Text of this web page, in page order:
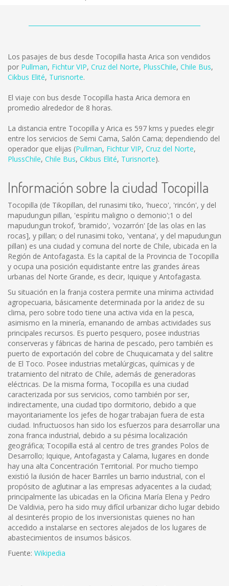
Los pasajes de bus desde Tocopilla hasta Arica son vendidos
por Pullman, Fichtur VIP, Cruz del Norte, PlussChile, Chile Bus,
Cikbus Elité, Turisnorte.
El viaje con bus desde Tocopilla hasta Arica demora en
promedio alrededor de 8 horas.
La distancia entre Tocopilla y Arica es 597 kms y puedes elegir
entre los servicios de Semi Cama, Salón Cama; dependiendo del
operador que elijas (Pullman, Fichtur VIP, Cruz del Norte,
PlussChile, Chile Bus, Cikbus Elité, Turisnorte).
Información sobre la ciudad Tocopilla
Tocopilla (de Tikopillan, del runasimi tiko, 'hueco', 'rincón', y del
mapudungun pillan, 'espíritu maligno o demonio';1 o del
mapudungun trokof, 'bramido', 'vozarrón' [de las olas en las
rocas], y pillan; o del runasimi toko, 'ventana', y del mapudungun
pillan) es una ciudad y comuna del norte de Chile, ubicada en la
Región de Antofagasta. Es la capital de la Provincia de Tocopilla
y ocupa una posición equidistante entre las grandes áreas
urbanas del Norte Grande, es decir, Iquique y Antofagasta.
Su situación en la franja costera permite una mínima actividad
agropecuaria, básicamente determinada por la aridez de su
clima, pero sobre todo tiene una activa vida en la pesca,
asimismo en la minería, emanando de ambas actividades sus
principales recursos. Es puerto pesquero, posee industrias
conserveras y fábricas de harina de pescado, pero también es
puerto de exportación del cobre de Chuquicamata y del salitre
de El Toco. Posee industrias metalúrgicas, químicas y de
tratamiento del nitrato de Chile, además de generadoras
eléctricas. De la misma forma, Tocopilla es una ciudad
caracterizada por sus servicios, como también por ser,
indirectamente, una ciudad tipo dormitorio, debido a que
mayoritariamente los jefes de hogar trabajan fuera de esta
ciudad. Infructuosos han sido los esfuerzos para desarrollar una
zona franca industrial, debido a su pésima localización
geográfica; Tocopilla está al centro de tres grandes Polos de
Desarrollo; Iquique, Antofagasta y Calama, lugares en donde
hay una alta Concentración Territorial. Por mucho tiempo
existió la ilusión de hacer Barriles un barrio industrial, con el
propósito de aglutinar a las empresas adyacentes a la ciudad;
principalmente las ubicadas en la Oficina María Elena y Pedro
De Valdivia, pero ha sido muy difícil urbanizar dicho lugar debido
al desinterés propio de los inversionistas quienes no han
accedido a instalarse en sectores alejados de los lugares de
abastecimientos de insumos básicos.
Fuente: Wikipedia